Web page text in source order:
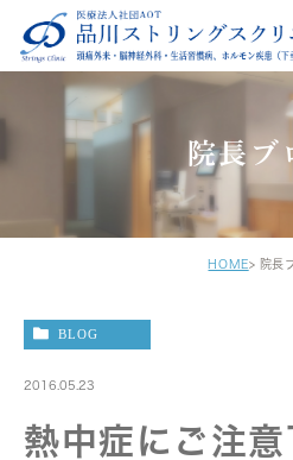
院長ブ
HOME 院長
BLOG
2016.05.23
熱中症にご注意